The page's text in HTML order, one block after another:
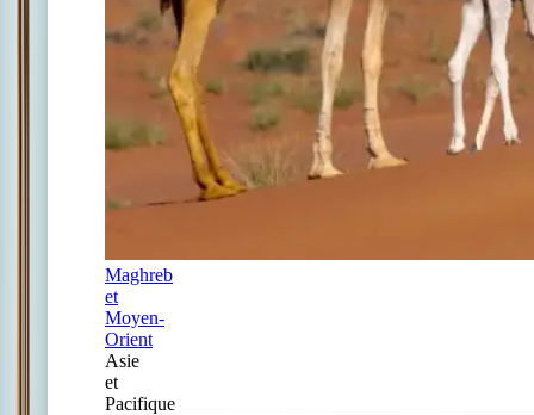
Maghreb
et
Moyen-
Orient
Asie
et
Pacifique